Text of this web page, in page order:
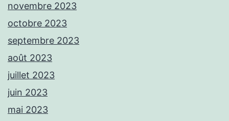
novembre 2023
octobre 2023
septembre 2023
août 2023
juillet 2023
juin 2023
mai 2023